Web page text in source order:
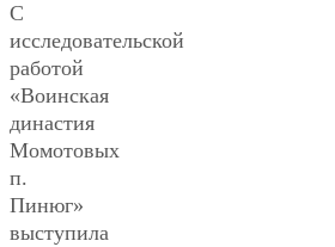
С
исследовательской
работой
«Воинская
династия
Момотовых
п.
Пинюг»
выступила